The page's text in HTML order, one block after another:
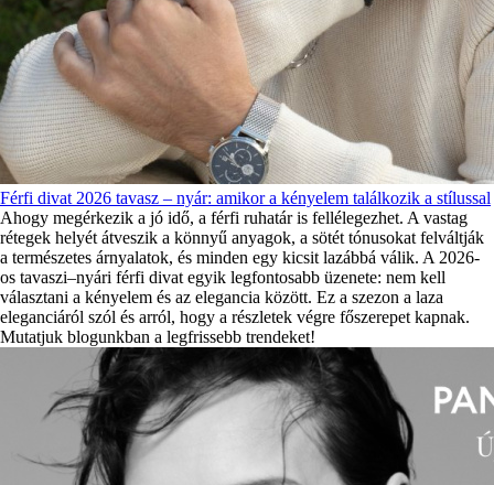
Férfi divat 2026 tavasz – nyár: amikor a kényelem találkozik a stílussal
Ahogy megérkezik a jó idő, a férfi ruhatár is fellélegezhet. A vastag
rétegek helyét átveszik a könnyű anyagok, a sötét tónusokat felváltják
a természetes árnyalatok, és minden egy kicsit lazábbá válik. A 2026-
os tavaszi–nyári férfi divat egyik legfontosabb üzenete: nem kell
választani a kényelem és az elegancia között. Ez a szezon a laza
eleganciáról szól és arról, hogy a részletek végre főszerepet kapnak.
Mutatjuk blogunkban a legfrissebb trendeket!